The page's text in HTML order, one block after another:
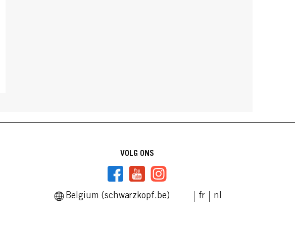
VOLG ONS
Belgium (schwarzkopf.be) fr nl